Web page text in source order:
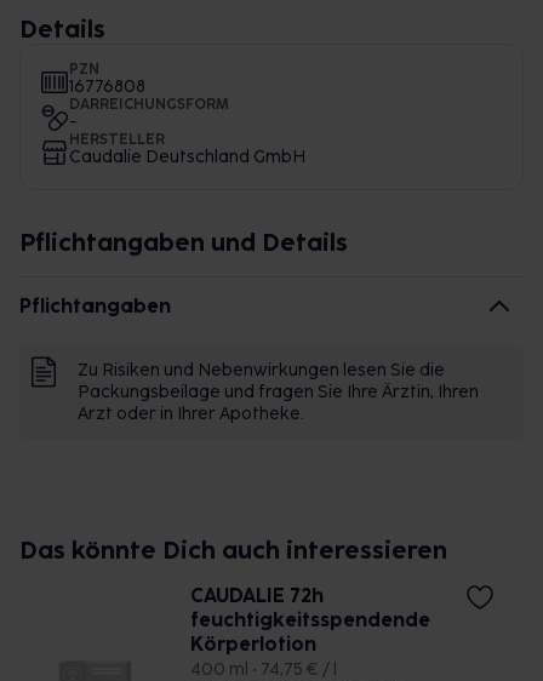
Details
PZN
16776808
DARREICHUNGSFORM
-
HERSTELLER
Caudalie Deutschland GmbH
Pflichtangaben und Details
Pflichtangaben
Zu Risiken und Nebenwirkungen lesen Sie die
Packungsbeilage und fragen Sie Ihre Ärztin, Ihren
Arzt oder in Ihrer Apotheke.
Das könnte Dich auch interessieren
CAUDALIE 72h
feuchtigkeitsspendende
Körperlotion
400 ml • 74,75 € / l